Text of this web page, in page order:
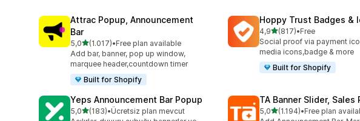
Attrac Popup, Announcement
Bar
5,05 yıldız üzerinden
(1.017)
toplam 1017 değerlendirme
•Free plan available
Add bar, banner, pop up window,
marquee header,countdown timer
Built for Shopify
Hoppy Trust Badges &
4,95 yıldız üzerinden
(817)
toplam 817 değerlendirme
•Free
Social proof via payment
media icons,badge & more
Built for Shopify
Yeps Announcement Bar Popup
5,05 yıldız üzerinden
(183)
toplam 183 değerlendirme
•Ücretsiz plan mevcut
TA Banner Slider, Sales
5,05 yıldız üzerinden
(1.194)
toplam 1194 değerlendirme
•Free plan